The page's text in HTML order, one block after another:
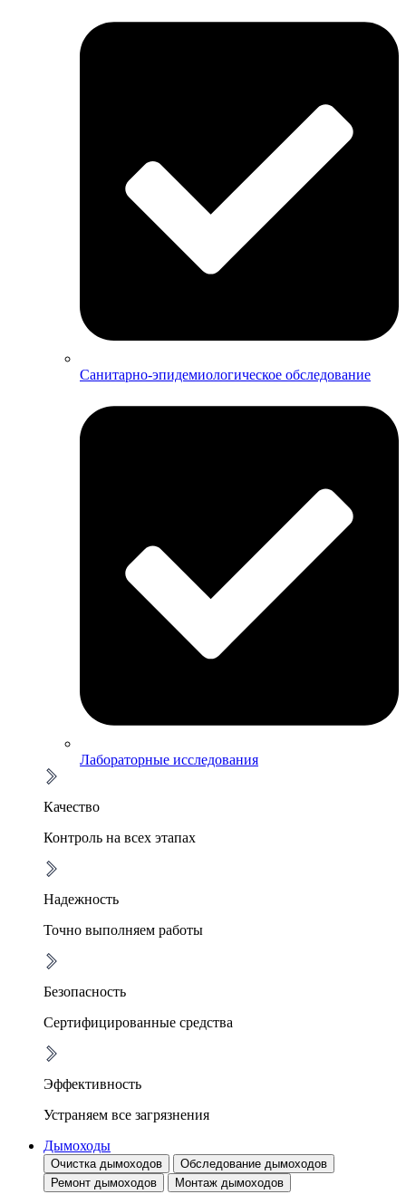
Санитарно-эпидемиологическое обследование
Лабораторные исследования
Качество
Контроль на всех этапах
Надежность
Точно выполняем работы
Безопасность
Сертифицированные средства
Эффективность
Устраняем все загрязнения
Дымоходы
Очистка дымоходов
Обследование дымоходов
Ремонт дымоходов
Монтаж дымоходов